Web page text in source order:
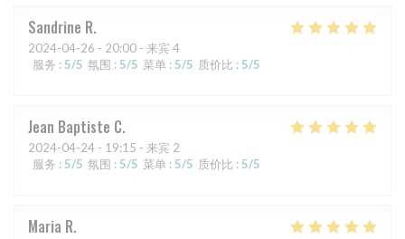
Sandrine R
2024-04-26 - 20:00 - 来宾 4
服务 : 5/5 氛围 : 5/5 菜单 : 5/5 质价比 : 5/5
Jean Baptiste C
2024-04-24 - 19:15 - 来宾 2
服务 : 5/5 氛围 : 5/5 菜单 : 5/5 质价比 : 5/5
Maria R